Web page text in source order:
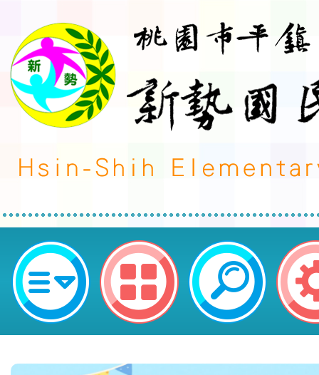
桃園市平鎮區新勢國民小學